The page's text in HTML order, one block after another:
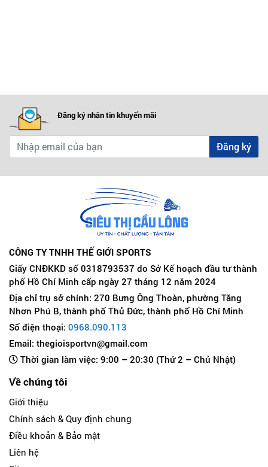
Đăng ký
CÔNG TY TNHH THẾ GIỚI SPORTS
phố Hồ Chí Minh cấp ngày 27 tháng 12 năm 2024
Địa chỉ trụ sở chính: 270 Bưng Ông Thoàn, phường Tăng
Nhơn Phú B, thành phố Thủ Đức, thành phố Hồ Chí Minh
Số điện thoại:
0968.090.113
Email: thegioisportvn@gmail.com
Thời gian làm việc: 9:00 – 20:30 (Thứ 2 – Chủ Nhật)
Chính sách & Quy định chung
Điều khoản & Bảo mật
Sitemap